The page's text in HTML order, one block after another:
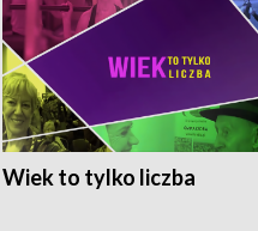
Wiek to tylko liczba